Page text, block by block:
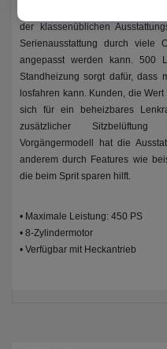
der klassenüblichen
Serienausstattung durch viele
angepasst werden kann. 500
Standheizung sorgt dafür, dass
losfahren kann. Kunden, die
sich für ein beheizbares
zusätzlicher
Vorgängermodell hat die
anderem durch Features wie
die beim Sprit sparen hilft.
• Maximale Leistung: 450 PS
• 8-Zylindermotor
• Verfügbar mit Heckantrieb